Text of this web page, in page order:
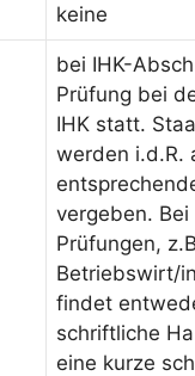
keine
bei IHK-
Prüfung bei
IHK statt.
werden i.d.R.
vergeben.
Prüfungen,
Betriebswirt/
findet
schriftliche
eine kurze